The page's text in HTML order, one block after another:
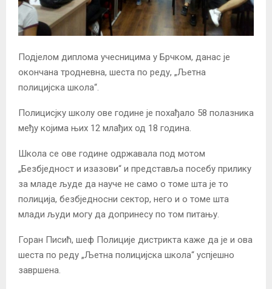
Подјелом диплома учесницима у Брчком, данас је
окончана тродневна, шеста по реду, „Љетна
полицијска школа“.
Полицисјку школу ове године је похађало 58 полазника
међу којима њих 12 млађих од 18 година.
Школа се ове године одржавала под мотом
„Безбједност и изазови“ и представља посебу прилику
за младе људе да науче не само о томе шта је то
полиција, безбједносни сектор, него и о томе шта
млади људи могу да допринесу по том питању.
Горан Писић, шеф Полиције дистрикта каже да је и ова
шеста по реду „Љетна полицијска школа“ успјешно
завршена.